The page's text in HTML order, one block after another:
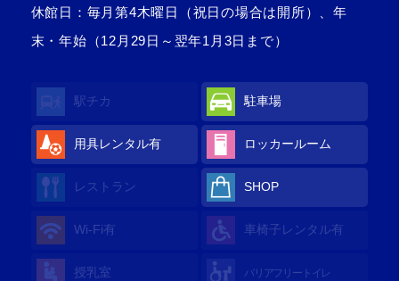
休館日：毎月第4木曜日（祝日の場合は開所）、年
末・年始（12月29日～翌年1月3日まで）
駅チカ 駐車場
用具レンタル有 ロッカールーム
レストラン SHOP
Wi-Fi有 車椅子レンタル有
授乳室 バリアフリートイレ